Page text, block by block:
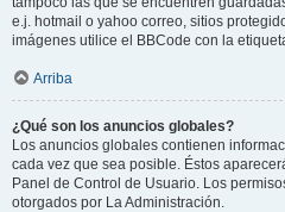
e.j. hotmail o yahoo correo, sitios
imágenes utilice el BBCode con la
Arriba
¿Qué son los anuncios globales?
Los anuncios globales contienen
cada vez que sea posible. Éstos
Panel de Control de Usuario. Los
otorgados por La Administración.